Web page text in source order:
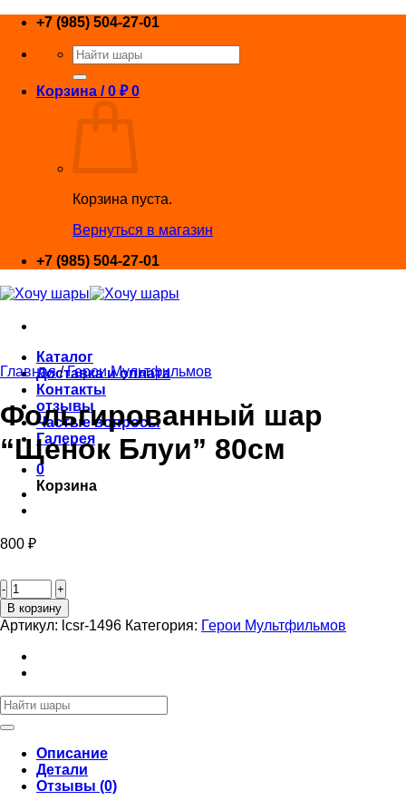
Skip
content
+7 (985) 504-27-01
Искать:
Корзина /0 ₽ 0
Корзина пуста.
Вернуться в магазин
+7 (985) 504-27-01
Каталог
Доставка и оплата
Контакты
отзывы
Частые вопросы
Галерея
0
Корзина
Главная / Герои Мультфильмов
Фольгированный шар
“Щенок Блуи” 80см
800 ₽
товара
Фольгированный
шар
Блуи"
80см
В корзину
Артикул: lcsr-1496 Категория: Герои Мультфильмов
Искать:
Описание
Детали
Отзывы (0)